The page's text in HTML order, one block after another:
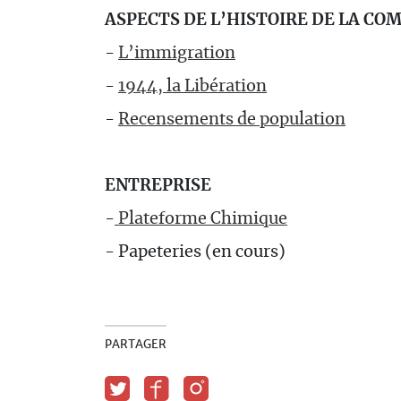
ASPECTS DE L’HISTOIRE DE LA
- L’immigration
- 1944, la Libération
- Recensements de population
ENTREPRISE
- Plateforme Chimique
- Papeteries (en cours)
PARTAGER